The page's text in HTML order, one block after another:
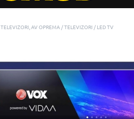
TELEVIZORI, AV OPREMA TELEVIZORI LED TV